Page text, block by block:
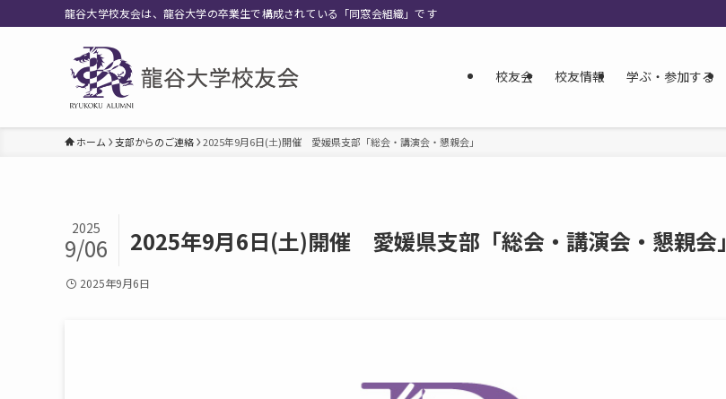
龍谷大学校友会は、龍谷大学の卒業生で構成されている「同窓会組織」です
校友会 校友情報 学ぶ・参加する
ホーム 支部からのご連絡 2025年9月6日(土)開催 愛媛県支部「総会・講演会・懇親会」
2025年9月6日(土)開催 愛媛県支部「総会・講演会・懇親会」
2025
9/06
2025年9月6日